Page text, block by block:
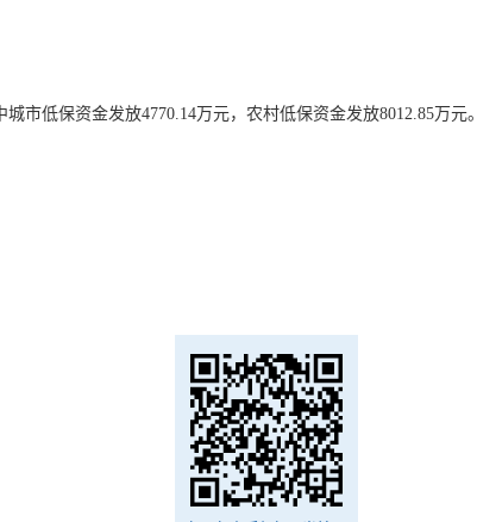
市低保资金发放4770.14万元，农村低保资金发放8012.85万元。